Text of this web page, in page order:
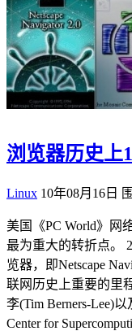
浏览器历史上
Linux 10年08月16日
美国《PC World》网
最为重大的转折点。
览器，即Netscape
联网历史上重要的里
李(Tim Berners-Lee)
Center for